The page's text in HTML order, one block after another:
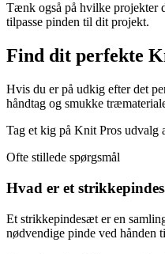
Tænk også på hvilke projekter
tilpasse pinden til dit projekt.
Find dit perfekte
Hvis du er på udkig efter det
håndtag og smukke
Tag et kig på Knit Pros udvalg
Ofte stillede spørgsmål
Hvad er et
Et strikkepindesæt er en
nødvendige pinde ved hånden